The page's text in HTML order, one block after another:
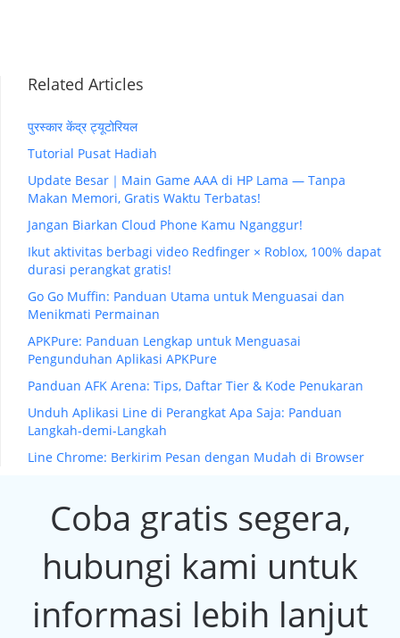
Related Articles
पुरस्कार केंद्र ट्यूटोरियल
Tutorial Pusat Hadiah
Update Besar｜Main Game AAA di HP Lama — Tanpa
Makan Memori, Gratis Waktu Terbatas!
Jangan Biarkan Cloud Phone Kamu Nganggur!
Ikut aktivitas berbagi video Redfinger × Roblox, 100% dapat
durasi perangkat gratis!
Go Go Muffin: Panduan Utama untuk Menguasai dan
Menikmati Permainan
APKPure: Panduan Lengkap untuk Menguasai
Pengunduhan Aplikasi APKPure
Panduan AFK Arena: Tips, Daftar Tier & Kode Penukaran
Unduh Aplikasi Line di Perangkat Apa Saja: Panduan
Langkah-demi-Langkah
Line Chrome: Berkirim Pesan dengan Mudah di Browser
Coba gratis segera,
hubungi kami untuk
informasi lebih lanjut